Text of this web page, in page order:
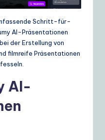
Schritt-für-
AI-Präsentationen
der Erstellung von
filmreife Präsentationen
AI-